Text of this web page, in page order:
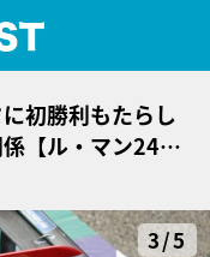
初勝利もたらし
【ル・マン24時
3/5